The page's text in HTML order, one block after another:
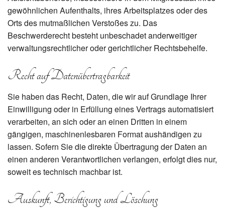
gewöhnlichen Aufenthalts, ihres Arbeitsplatzes oder des
Orts des mutmaßlichen Verstoßes zu. Das
Beschwerderecht besteht unbeschadet anderweitiger
verwaltungsrechtlicher oder gerichtlicher Rechtsbehelfe.
Recht auf Daten­übertrag­barkeit
Sie haben das Recht, Daten, die wir auf Grundlage Ihrer
Einwilligung oder in Erfüllung eines Vertrags automatisiert
verarbeiten, an sich oder an einen Dritten in einem
gängigen, maschinenlesbaren Format aushändigen zu
lassen. Sofern Sie die direkte Übertragung der Daten an
einen anderen Verantwortlichen verlangen, erfolgt dies nur,
soweit es technisch machbar ist.
Auskunft, Berichtigung und Löschung